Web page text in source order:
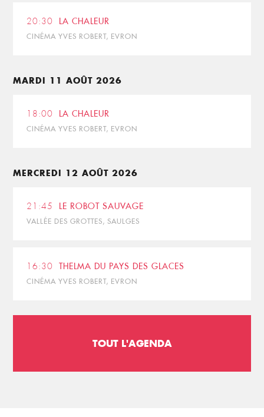
20:30 LA CHALEUR
CINÉMA YVES ROBERT, EVRON
MARDI 11 AOÛT 2026
18:00 LA CHALEUR
CINÉMA YVES ROBERT, EVRON
MERCREDI 12 AOÛT 2026
21:45 LE ROBOT SAUVAGE
VALLÉE DES GROTTES, SAULGES
16:30 THELMA DU PAYS DES GLACES
CINÉMA YVES ROBERT, EVRON
TOUT L'AGENDA